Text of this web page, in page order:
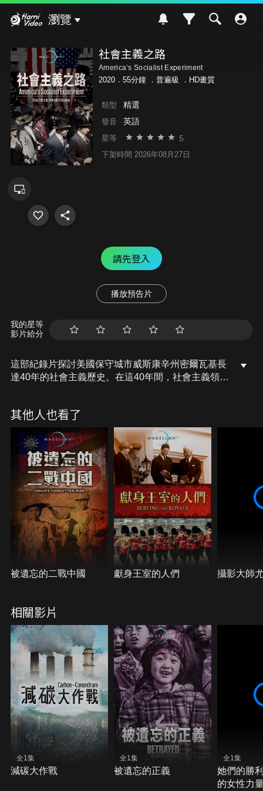
瀏覽
社會主義之路
America’s Socialist Experiment
2020．55分鐘 ． 普遍級 ．HD畫質
類型 精選
發音 英語
星等 5
下架時間 2026年08月27日
請先登入
播放預告片
我的星等
影片給分
這部紀錄片探討美國保守城市威斯康辛州密爾瓦基長
達40年的社會主義歷史。在這40年間，社會主義領袖
瓦基作為2020年民主黨全國代表大會的舉辦地，對社
會主義意義的辯論再次升溫。這些20世紀的社會主義
者能告訴我們社會主義在實踐中如何運作嗎？
其他人也看了
被遺忘的二戰中國 獻身王室的人們 攝影大師
相關影片
全1集
減碳大作戰
全1集
被遺忘的正義
全1集
她們的勝
的女性力